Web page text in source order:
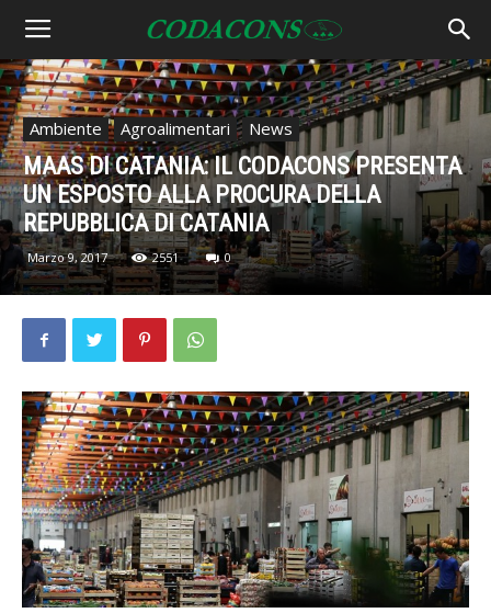
Ambiente Agroalimentari News
MAAS DI CATANIA: IL CODACONS PRESENTA
UN ESPOSTO ALLA PROCURA DELLA
REPUBBLICA DI CATANIA
Marzo 9, 2017 2551 0